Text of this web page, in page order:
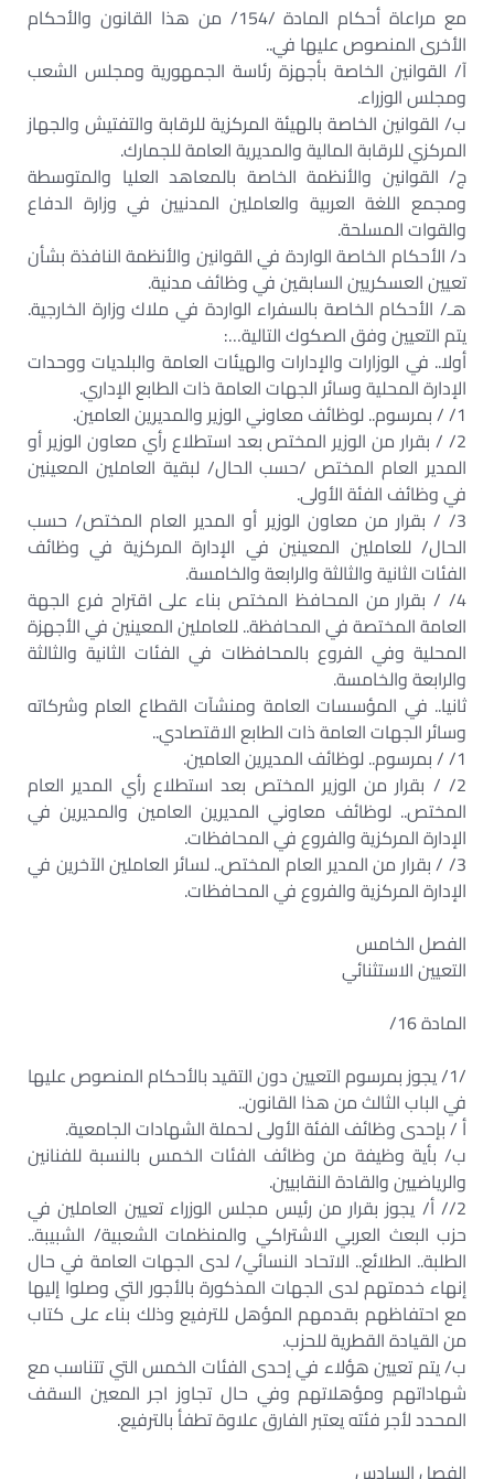
مع مراعاة أحكام المادة /154/ من هذا القانون والأحكام
الأخرى المنصوص عليها في..
آ/ القوانين الخاصة بأجهزة رئاسة الجمهورية ومجلس الشعب
ومجلس الوزراء.
ب/ القوانين الخاصة بالهيئة المركزية للرقابة والتفتيش والجهاز
المركزي للرقابة المالية والمديرية العامة للجمارك.
ج/ القوانين والأنظمة الخاصة بالمعاهد العليا والمتوسطة
ومجمع اللغة العربية والعاملين المدنيين في وزارة الدفاع
والقوات المسلحة.
د/ الأحكام الخاصة الواردة في القوانين والأنظمة النافذة بشأن
تعيين العسكريين السابقين في وظائف مدنية.
هـ/ الأحكام الخاصة بالسفراء الواردة في ملاك وزارة الخارجية.
يتم التعيين وفق الصكوك التالية…:
أولا.. في الوزارات والإدارات والهيئات العامة والبلديات ووحدات
الإدارة المحلية وسائر الجهات العامة ذات الطابع الإداري.
1/ / بمرسوم.. لوظائف معاوني الوزير والمديرين العامين.
2/ / بقرار من الوزير المختص بعد استطلاع رأي معاون الوزير أو
المدير العام المختص /حسب الحال/ لبقية العاملين المعينين
في وظائف الفئة الأولى.
3/ / بقرار من معاون الوزير أو المدير العام المختص/ حسب
الحال/ للعاملين المعينين في الإدارة المركزية في وظائف
الفئات الثانية والثالثة والرابعة والخامسة.
4/ / بقرار من المحافظ المختص بناء على اقتراح فرع الجهة
العامة المختصة في المحافظة.. للعاملين المعينين في الأجهزة
المحلية وفي الفروع بالمحافظات في الفئات الثانية والثالثة
والرابعة والخامسة.
ثانيا.. في المؤسسات العامة ومنشآت القطاع العام وشركاته
وسائر الجهات العامة ذات الطابع الاقتصادي..
1/ / بمرسوم.. لوظائف المديرين العامين.
2/ / بقرار من الوزير المختص بعد استطلاع رأي المدير العام
المختص.. لوظائف معاوني المديرين العامين والمديرين في
الإدارة المركزية والفروع في المحافظات.
3/ / بقرار من المدير العام المختص.. لسائر العاملين الآخرين في
الإدارة المركزية والفروع في المحافظات.
الفصل الخامس
التعيين الاستثنائي
المادة 16/
/1/ يجوز بمرسوم التعيين دون التقيد بالأحكام المنصوص عليها
في الباب الثالث من هذا القانون..
أ / بإحدى وظائف الفئة الأولى لحملة الشهادات الجامعية.
ب/ بأية وظيفة من وظائف الفئات الخمس بالنسبة للفنانين
والرياضيين والقادة النقابيين.
2// أ/ يجوز بقرار من رئيس مجلس الوزراء تعيين العاملين في
حزب البعث العربي الاشتراكي والمنظمات الشعبية/ الشبيبة..
الطلبة.. الطلائع.. الاتحاد النسائي/ لدى الجهات العامة في حال
إنهاء خدمتهم لدى الجهات المذكورة بالأجور التي وصلوا إليها
مع احتفاظهم بقدمهم المؤهل للترفيع وذلك بناء على كتاب
من القيادة القطرية للحزب.
ب/ يتم تعيين هؤلاء في إحدى الفئات الخمس التي تتناسب مع
شهاداتهم ومؤهلاتهم وفي حال تجاوز اجر المعين السقف
المحدد لأجر فئته يعتبر الفارق علاوة تطفأ بالترفيع.
الفصل السادس